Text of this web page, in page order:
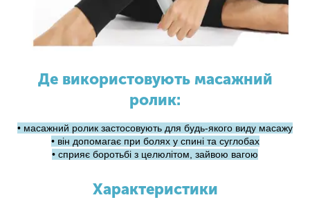
Де використовують масажний
ролик:
• масажний ролик застосовують для будь-якого виду масажу
• він допомагає при болях у спині та суглобах
• сприяє боротьбі з целюлітом, зайвою вагою
Характеристики